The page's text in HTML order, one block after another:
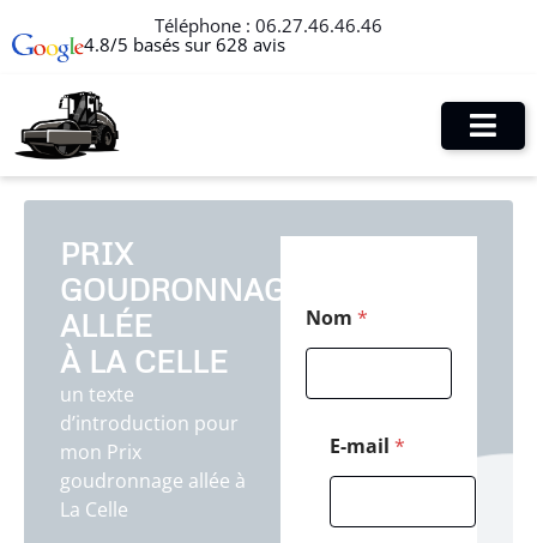
Téléphone : 06.27.46.46.46
4.8/5 basés sur 628 avis
PRIX
GOUDRONNAGE
ALLÉE
À LA CELLE
un texte
d’introduction pour
mon Prix
goudronnage allée à
La Celle
Nom *
d
*
E-mail *